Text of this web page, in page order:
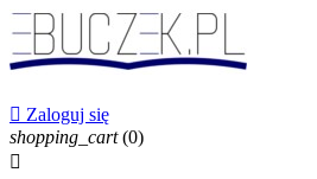
 Zaloguj się
shopping_cart (0)
